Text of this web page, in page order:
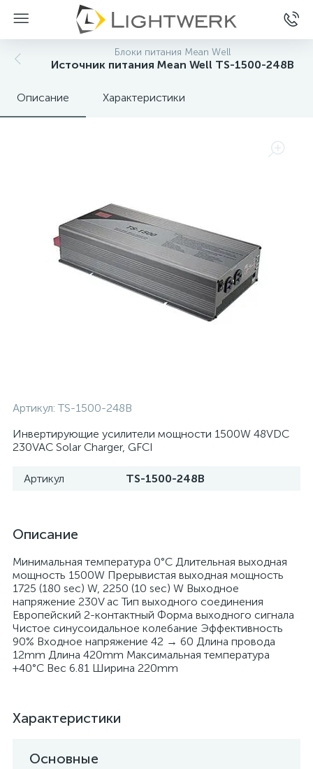
Блоки питания Mean Well
Источник питания Mean Well TS-1500-248B
Описание Характеристики
Артикул:TS-1500-248B
Инвертирующие усилители мощности 1500W 48VDC
230VAC Solar Charger, GFCI
Артикул TS-1500-248B
Описание
Минимальная температура 0°C Длительная выходная
мощность 1500W Прерывистая выходная мощность
1725 (180 sec) W, 2250 (10 sec) W Выходное
напряжение 230V ac Тип выходного соединения
Европейский 2-контактный Форма выходного сигнала
Чистое синусоидальное колебание Эффективность
90% Входное напряжение 42 → 60 Длина провода
12mm Длина 420mm Максимальная температура
+40°C Вес 6.81 Ширина 220mm
Характеристики
Основные